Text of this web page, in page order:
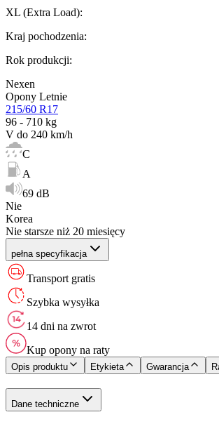
XL (Extra Load):
Kraj pochodzenia:
Rok produkcji:
Nexen
Opony Letnie
215/60 R17
96 - 710 kg
V do 240 km/h
C
A
69 dB
Nie
Korea
Nie starsze niż 20 miesięcy
pełna specyfikacja
Transport gratis
Szybka wysyłka
14 dni na zwrot
Kup opony na raty
Opis produktu Etykieta Gwarancja
Dane techniczne